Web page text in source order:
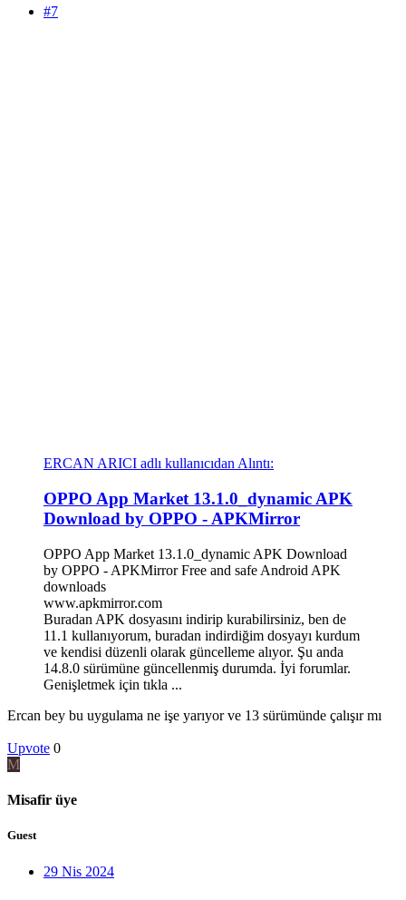
#7
ERCAN ARICI adlı kullanıcıdan Alıntı:
OPPO App Market 13.1.0_dynamic APK
Download by OPPO - APKMirror
OPPO App Market 13.1.0_dynamic APK Download
by OPPO - APKMirror Free and safe Android APK
downloads
www.apkmirror.com
Buradan APK dosyasını indirip kurabilirsiniz, ben de
11.1 kullanıyorum, buradan indirdiğim dosyayı kurdum
ve kendisi düzenli olarak güncelleme alıyor. Şu anda
14.8.0 sürümüne güncellenmiş durumda. İyi forumlar.
Genişletmek için tıkla ...
Ercan bey bu uygulama ne işe yarıyor ve 13 sürümünde çalışır mı
Upvote 0
M
Misafir üye
Guest
29 Nis 2024